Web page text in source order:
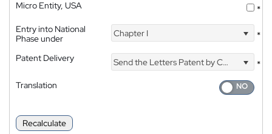
Micro Entity, USA
*
Entry into National
Phase under
Chapter I *
Patent Delivery Send the Letters Patent by Courier
*
Translation
Recalculate